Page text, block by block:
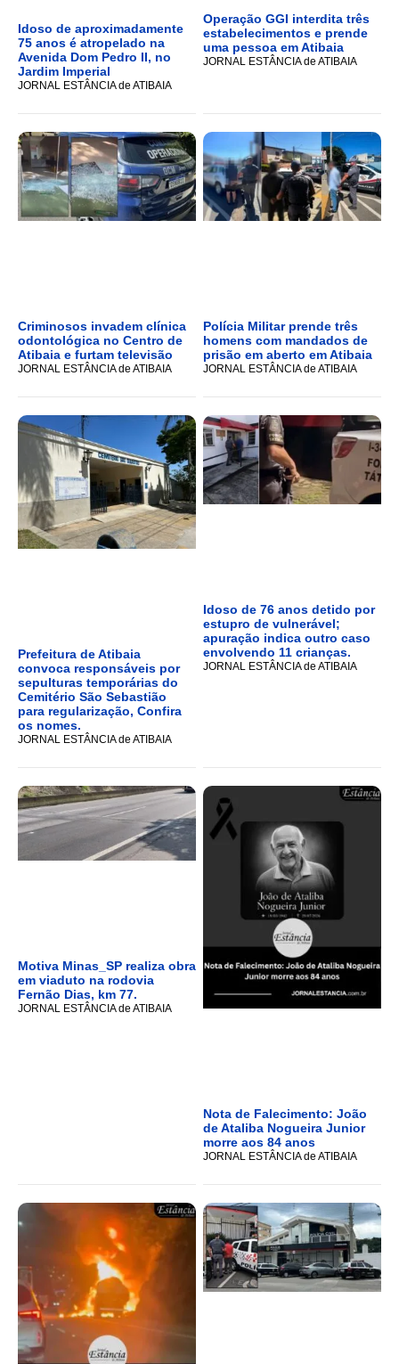
Idoso de aproximadamente
75 anos é atropelado na
Avenida Dom Pedro II, no
Jardim Imperial
JORNAL ESTÂNCIA de ATIBAIA
Operação GGI interdita três
estabelecimentos e prende
uma pessoa em Atibaia
JORNAL ESTÂNCIA de ATIBAIA
Criminosos invadem clínica
odontológica no Centro de
Atibaia e furtam televisão
JORNAL ESTÂNCIA de ATIBAIA
Polícia Militar prende três
homens com mandados de
prisão em aberto em Atibaia
JORNAL ESTÂNCIA de ATIBAIA
Prefeitura de Atibaia
convoca responsáveis por
sepulturas temporárias do
Cemitério São Sebastião
para regularização, Confira
os nomes.
JORNAL ESTÂNCIA de ATIBAIA
Idoso de 76 anos detido por
estupro de vulnerável;
apuração indica outro caso
envolvendo 11 crianças.
JORNAL ESTÂNCIA de ATIBAIA
Motiva Minas_SP realiza obra
em viaduto na rodovia
Fernão Dias, km 77.
JORNAL ESTÂNCIA de ATIBAIA
Nota de Falecimento: João
de Ataliba Nogueira Junior
morre aos 84 anos
JORNAL ESTÂNCIA de ATIBAIA